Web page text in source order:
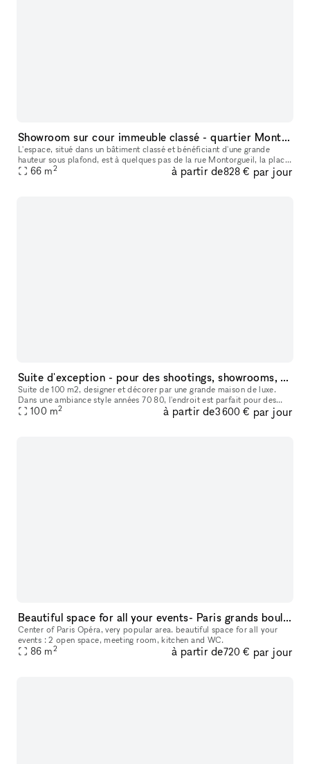
Showroom sur cour immeuble classé - quartier Montorgueil
L'espace, situé dans un bâtiment classé et bénéficiant d'une grande
hauteur sous plafond, est à quelques pas de la rue Montorgueil, la place
des Victoires et la Fondation Pinault. Tout en offrant le
66 m2 à partir de828 € par jour
Suite d'exception - pour des shootings, showrooms, événements et des tournages
Suite de 100 m2, designer et décorer par une grande maison de luxe.
Dans une ambiance style années 70 80, l'endroit est parfait pour des
shootings et des tournages. Avec une capacité d'accueil de 12
100 m2 à partir de3 600 € par jour
Beautiful space for all your events- Paris grands boulevards
Center of Paris Opéra, very popular area. beautiful space for all your
events : 2 open space, meeting room, kitchen and WC.
86 m2 à partir de720 € par jour